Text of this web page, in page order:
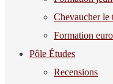
Chevaucher le
Formation
Pôle Études
Recensions